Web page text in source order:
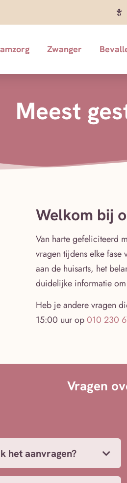
Zwanger
Meest
Welkom bij
Van harte gefeliciteerd
vragen tijdens elke fase
aan de huisarts, het
duidelijke informatie
Heb je andere vragen
15:00 uur op010 230
Vragen
het aanvragen?